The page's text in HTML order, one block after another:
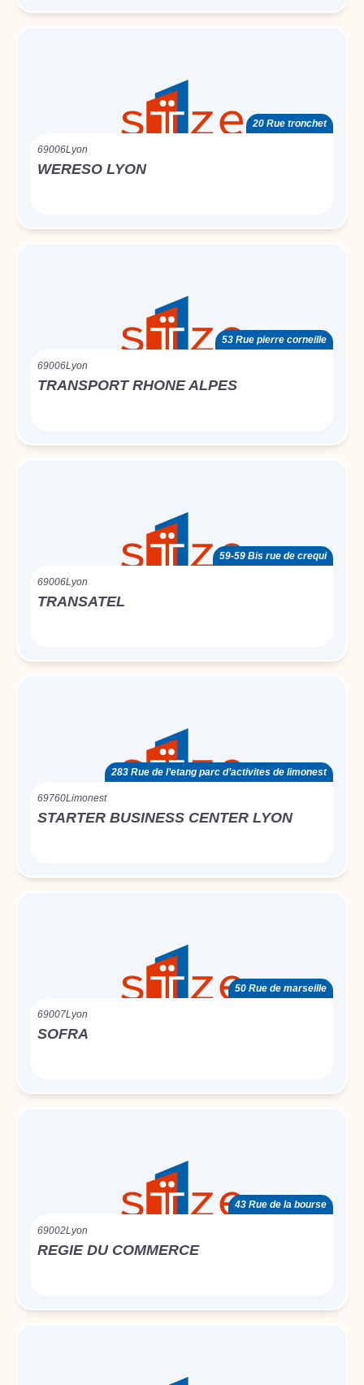
20 Rue tronchet
69006Lyon
WERESO LYON
53 Rue pierre corneille
69006Lyon
TRANSPORT RHONE ALPES
59-59 Bis rue de crequi
69006Lyon
TRANSATEL
283 Rue de l’etang parc d’activites de limonest
69760Limonest
STARTER BUSINESS CENTER LYON
50 Rue de marseille
69007Lyon
SOFRA
43 Rue de la bourse
69002Lyon
REGIE DU COMMERCE